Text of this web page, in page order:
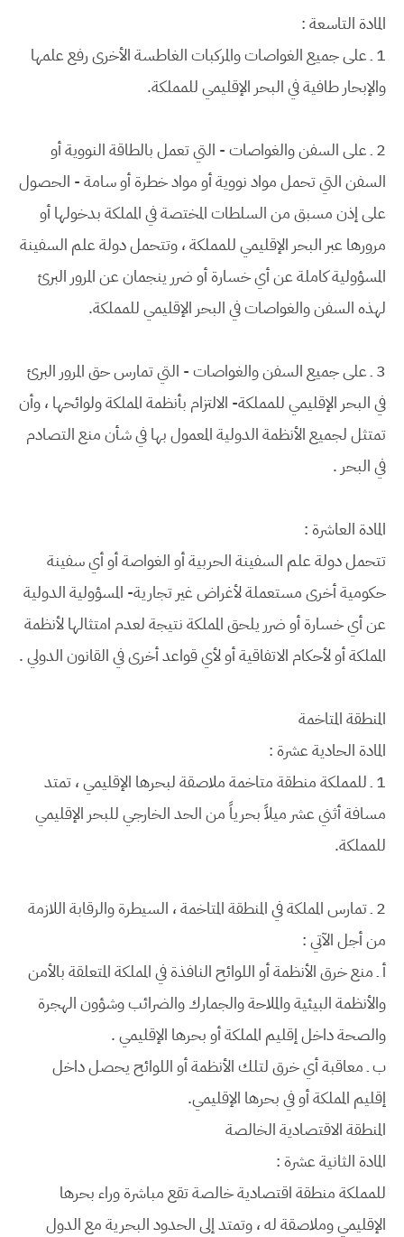
المادة التاسعة :
1 ـ على جميع الغواصات والمركبات الغاطسة الأخرى رفع علمها
والإبحار طافية في البحر الإقليمي للمملكة.
2 ـ على السفن والغواصات - التي تعمل بالطاقة النووية أو
السفن التي تحمل مواد نووية أو مواد خطرة أو سامة - الحصول
على إذن مسبق من السلطات المختصة في المملكة بدخولها أو
مرورها عبر البحر الإقليمي للمملكة ، وتتحمل دولة علم السفينة
المسؤولية كاملة عن أي خسارة أو ضرر ينجمان عن المرور البرئ
لهذه السفن والغواصات في البحر الإقليمي للمملكة.
3 ـ على جميع السفن والغواصات - التي تمارس حق المرور البرئ
في البحر الإقليمي للمملكة- الالتزام بأنظمة المملكة ولوائحها ، وأن
تمتثل لجميع الأنظمة الدولية المعمول بها في شأن منع التصادم
في البحر .
المادة العاشرة :
تتحمل دولة علم السفينة الحربية أو الغواصة أو أي سفينة
حكومية أخرى مستعملة لأغراض غير تجارية- المسؤولية الدولية
عن أي خسارة أو ضرر يلحق المملكة نتيجة لعدم امتثالها لأنظمة
المملكة أو لأحكام الاتفاقية أو لأي قواعد أخرى في القانون الدولي .
المنطقة المتاخمة
المادة الحادية عشرة :
1 ـ للمملكة منطقة متاخمة ملاصقة لبحرها الإقليمي ، تمتد
مسافة أثني عشر ميلاً بحرياً من الحد الخارجي للبحر الإقليمي
للمملكة.
2 ـ تمارس المملكة في المنطقة المتاخمة ، السيطرة والرقابة اللازمة
من أجل الآتي :
أ ـ منع خرق الأنظمة أو اللوائح النافذة في المملكة المتعلقة بالأمن
والأنظمة البيئية والملاحة والجمارك والضرائب وشؤون الهجرة
والصحة داخل إقليم المملكة أو بحرها الإقليمي .
ب ـ معاقبة أي خرق لتلك الأنظمة أو اللوائح يحصل داخل
إقليم المملكة أو في بحرها الإقليمي.
المنطقة الاقتصادية الخالصة
المادة الثانية عشرة :
للمملكة منطقة اقتصادية خالصة تقع مباشرة وراء بحرها
الإقليمي وملاصقة له ، وتمتد إلى الحدود البحرية مع الدول